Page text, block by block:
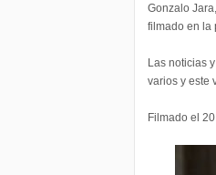
Gonzalo
filmado en la
Las noticias
varios y este
Filmado el